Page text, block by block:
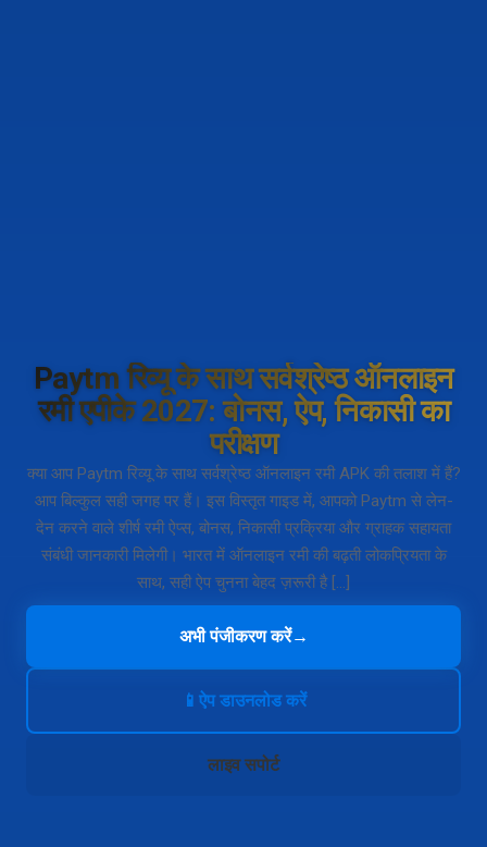
Paytm रिव्यू के साथ सर्वश्रेष्ठ ऑनलाइन
रमी एपीके 2027: बोनस, ऐप, निकासी का
परीक्षण
क्या आप Paytm रिव्यू के साथ सर्वश्रेष्ठ ऑनलाइन रमी APK की तलाश में हैं?
आप बिल्कुल सही जगह पर हैं। इस विस्तृत गाइड में, आपको Paytm से लेन-
देन करने वाले शीर्ष रमी ऐप्स, बोनस, निकासी प्रक्रिया और ग्राहक सहायता
संबंधी जानकारी मिलेगी। भारत में ऑनलाइन रमी की बढ़ती लोकप्रियता के
साथ, सही ऐप चुनना बेहद ज़रूरी है […]
अभी पंजीकरण करें→
📱 ऐप डाउनलोड करें
लाइव सपोर्ट